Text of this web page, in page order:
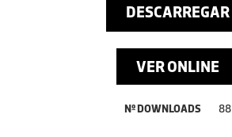
DESCARREGAR
VER ONLINE
Nº DOWNLOADS 88